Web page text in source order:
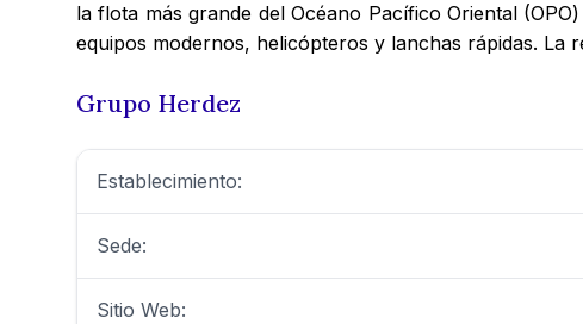
la flota más grande del Océano Pacífico Oriental
equipos modernos, helicópteros y lanchas rápidas. La
Grupo Herdez
Establecimiento:
Sede:
Sitio Web: